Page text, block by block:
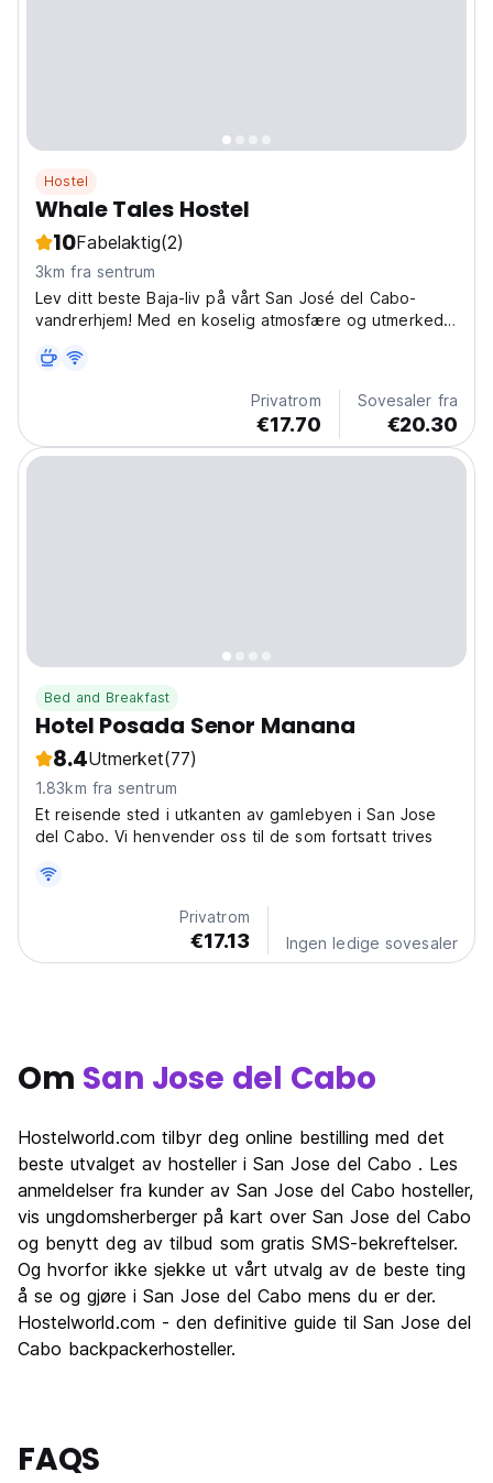
Hostel
Whale Tales Hostel
10Fabelaktig(2)
3km fra sentrum
Lev ditt beste Baja-liv på vårt San José del Cabo-
vandrerhjem! Med en koselig atmosfære og utmerkede
utforske Baja. (Auto-translated from original language)
Privatrom
€17.70
Sovesaler fra
€20.30
Bed and Breakfast
Hotel Posada Senor Manana
8.4Utmerket(77)
1.83km fra sentrum
Et reisende sted i utkanten av gamlebyen i San Jose
del Cabo. Vi henvender oss til de som fortsatt trives
Privatrom
€17.13 Ingen ledige sovesaler
Om San Jose del Cabo
Hostelworld.com tilbyr deg online bestilling med det
beste utvalget av hosteller i San Jose del Cabo . Les
anmeldelser fra kunder av San Jose del Cabo hosteller,
vis ungdomsherberger på kart over San Jose del Cabo
og benytt deg av tilbud som gratis SMS-bekreftelser.
Og hvorfor ikke sjekke ut vårt utvalg av de beste ting
å se og gjøre i San Jose del Cabo mens du er der.
Hostelworld.com - den definitive guide til San Jose del
Cabo backpackerhosteller.
FAQS